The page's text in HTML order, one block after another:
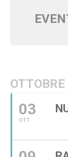
OTTOBRE
03
OTT